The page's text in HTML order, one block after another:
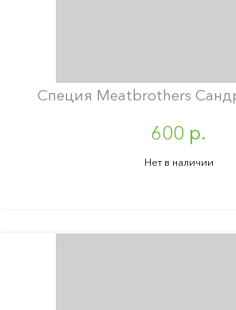
Специя Meatbrothers
600 р.
Нет в наличии